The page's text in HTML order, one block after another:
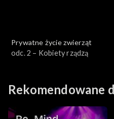
Prywatne życie zwierząt
odc. 2 – Kobiety rządzą
Rekomendowane